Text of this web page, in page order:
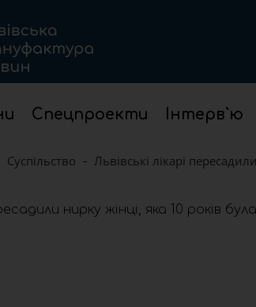
Спецпроекти Інтерв`ю
Суспільство Львівські лікарі